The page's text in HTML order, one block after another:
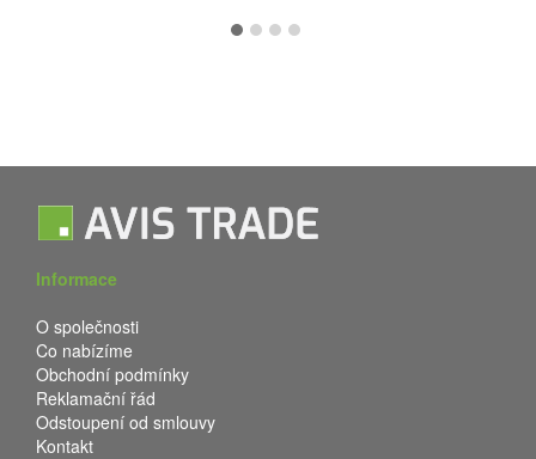
Informace
O společnosti
Co nabízíme
Obchodní podmínky
Reklamační řád
Odstoupení od smlouvy
Kontakt